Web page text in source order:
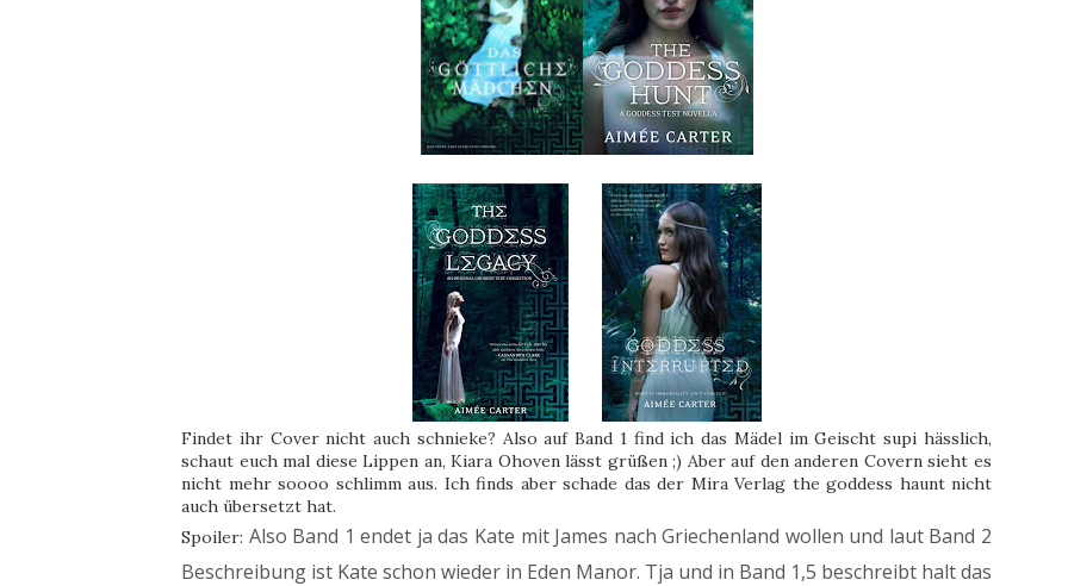
Findet ihr Cover nicht auch schnieke? Also auf Band 1 find ich das Mädel im Geischt supi hässlich,
schaut euch mal diese Lippen an, Kiara Ohoven lässt grüßen ;) Aber auf den anderen Covern sieht es
nicht mehr soooo schlimm aus. Ich finds aber schade das der Mira Verlag the goddess haunt nicht
auch übersetzt hat.
Spoiler: Also Band 1 endet ja das Kate mit James nach Griechenland wollen und laut Band 2
Beschreibung ist Kate schon wieder in Eden Manor. Tja und in Band 1,5 beschreibt halt das